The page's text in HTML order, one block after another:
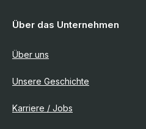
Über das Unternehmen
Über uns
Unsere Geschichte
Karriere / Jobs